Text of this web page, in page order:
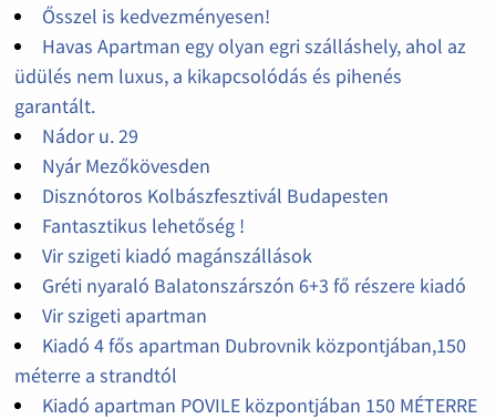
Ősszel is kedvezményesen!
Havas Apartman egy olyan egri szálláshely, ahol az
üdülés nem luxus, a kikapcsolódás és pihenés
garantált.
Nádor u. 29
Nyár Mezőkövesden
Disznótoros Kolbászfesztivál Budapesten
Fantasztikus lehetőség !
Vir szigeti kiadó magánszállások
Gréti nyaraló Balatonszárszón 6+3 fő részere kiadó
Vir szigeti apartman
Kiadó 4 fős apartman Dubrovnik központjában,150
méterre a strandtól
Kiadó apartman POVILE központjában 150 MÉTERRE